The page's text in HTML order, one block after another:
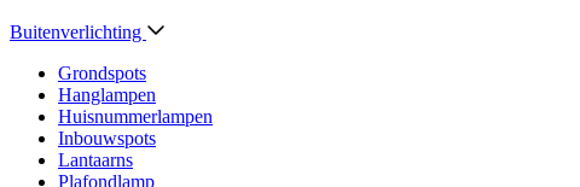
Buitenverlichting
Grondspots
Hanglampen
Huisnummerlampen
Inbouwspots
Lantaarns
Plafondlamp